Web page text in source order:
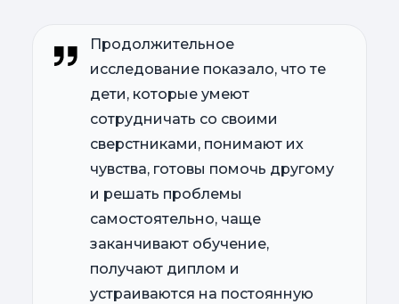
Продолжительное
исследование показало, что те
дети, которые умеют
сотрудничать со своими
сверстниками, понимают их
чувства, готовы помочь другому
и решать проблемы
самостоятельно, чаще
заканчивают обучение,
получают диплом и
устраиваются на постоянную